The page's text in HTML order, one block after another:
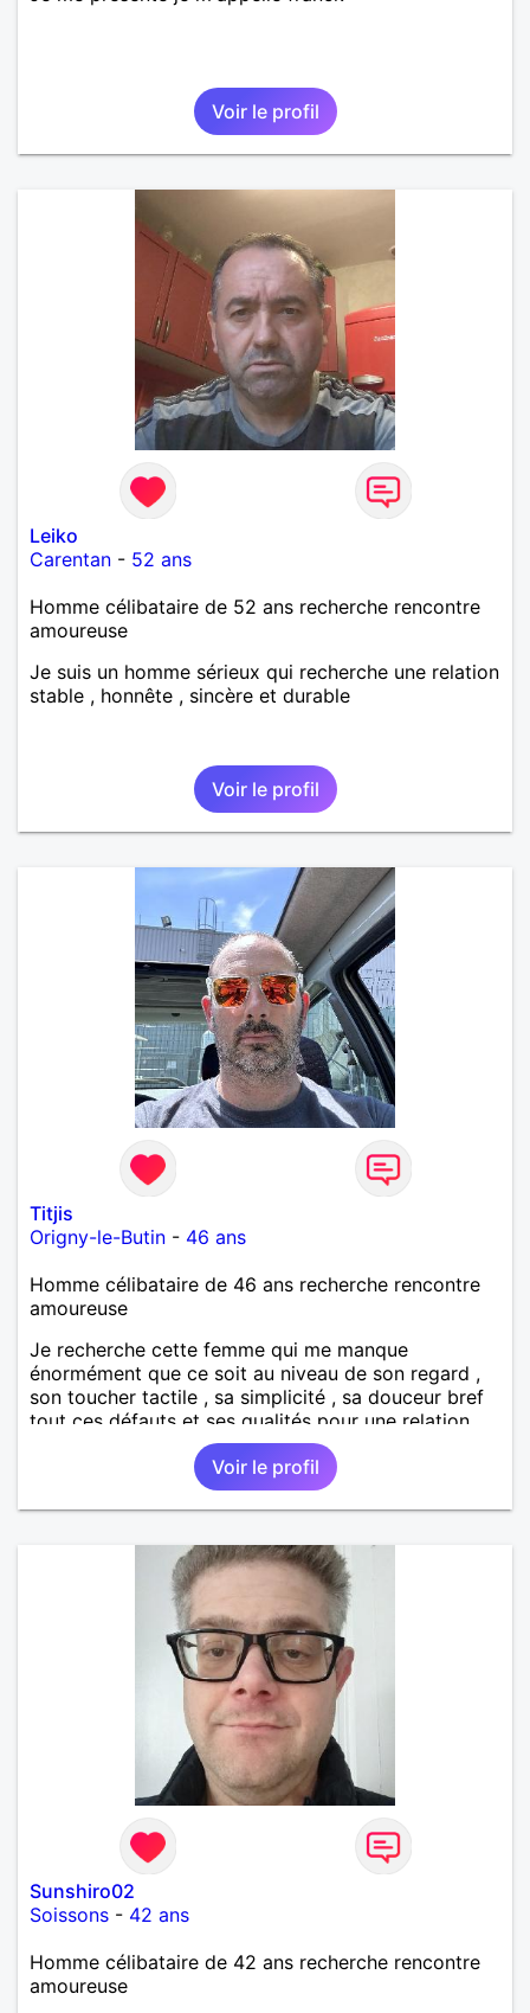
Voir le profil
Leiko
Carentan - 52 ans
Homme célibataire de 52 ans recherche rencontre
amoureuse
Je suis un homme sérieux qui recherche une relation
stable , honnête , sincère et durable
Voir le profil
Titjis
Origny-le-Butin - 46 ans
Homme célibataire de 46 ans recherche rencontre
amoureuse
Je recherche cette femme qui me manque
énormément que ce soit au niveau de son regard ,
son toucher tactile , sa simplicité , sa douceur bref
tout ces défauts et ses qualités pour une relation
Voir le profil
Sunshiro02
Soissons - 42 ans
Homme célibataire de 42 ans recherche rencontre
amoureuse